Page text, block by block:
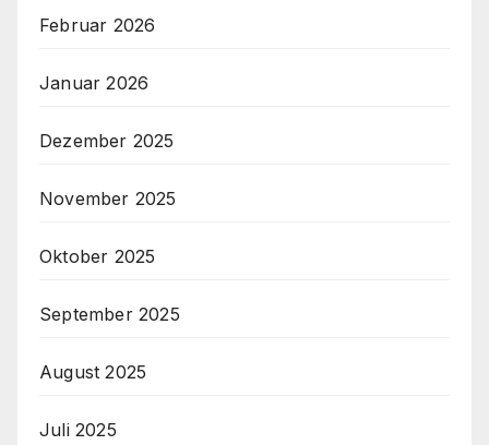
Februar 2026
Januar 2026
Dezember 2025
November 2025
Oktober 2025
September 2025
August 2025
Juli 2025